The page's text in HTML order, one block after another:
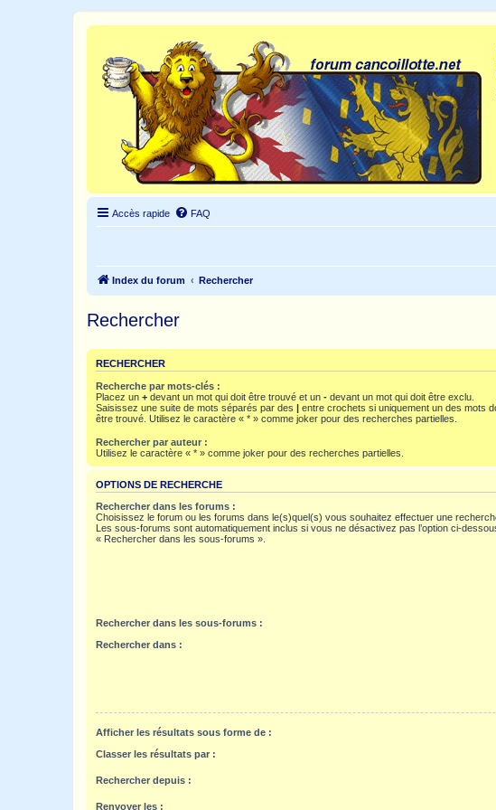
Accès rapide FAQ
Index du forum Rechercher
Rechercher
RECHERCHER
Recherche par mots-clés :
Placez un + devant un mot qui doit être trouvé et un - devant un mot qui doit être exclu.
Saisissez une suite de mots séparés par des | entre crochets si uniquement un des mots
être trouvé. Utilisez le caractère « * » comme joker pour des recherches partielles.
Rechercher par auteur :
Utilisez le caractère « * » comme joker pour des recherches partielles.
OPTIONS DE RECHERCHE
Rechercher dans les forums :
Choisissez le forum ou les forums dans le(s)quel(s) vous souhaitez effectuer une
Les sous-forums sont automatiquement inclus si vous ne désactivez pas l’option ci-
« Rechercher dans les sous-forums ».
Rechercher dans les sous-forums :
Rechercher dans :
Afficher les résultats sous forme de :
Classer les résultats par :
Rechercher depuis :
Renvoyer les :